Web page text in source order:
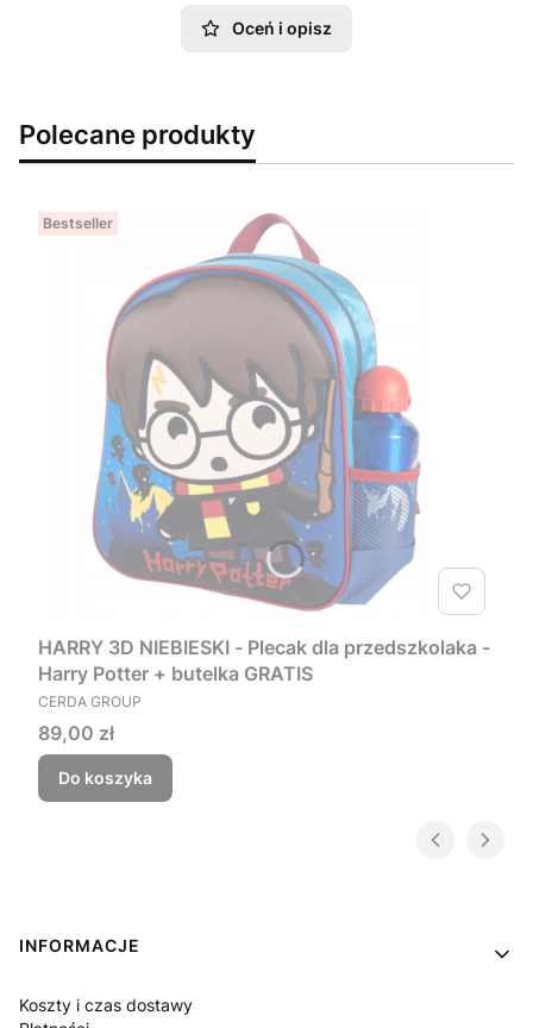
Oceń i opisz
Polecane produkty
Bestseller
HARRY 3D NIEBIESKI - Plecak dla przedszkolaka -
Harry Potter + butelka GRATIS
PRODUCENT
CERDA GROUP
Cena
89,00 zł
Do koszyka
Linki w stopce
INFORMACJE
Koszty i czas dostawy